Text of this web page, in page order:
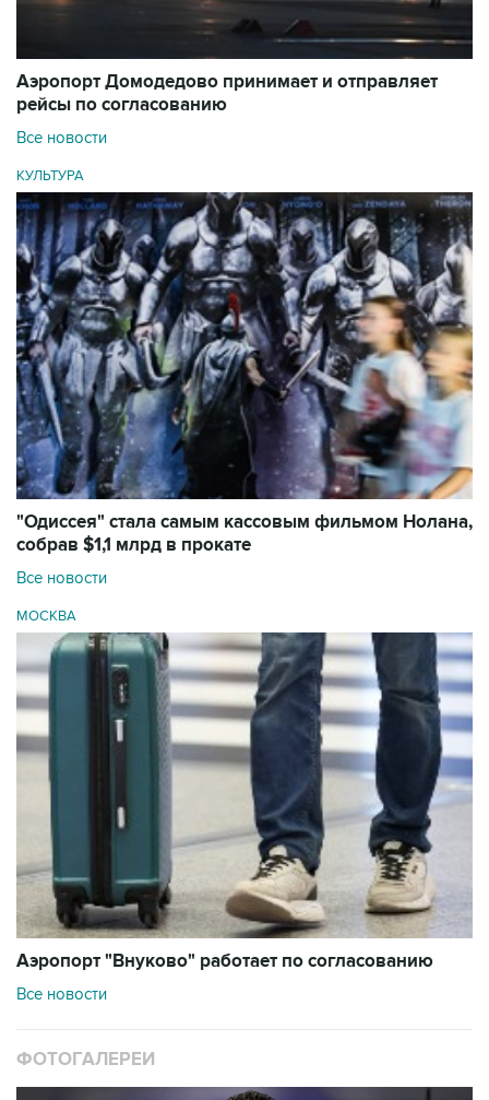
Аэропорт Домодедово принимает и отправляет
рейсы по согласованию
Все новости
КУЛЬТУРА
"Одиссея" стала самым кассовым фильмом Нолана,
собрав $1,1 млрд в прокате
Все новости
МОСКВА
Аэропорт "Внуково" работает по согласованию
Все новости
ФОТОГАЛЕРЕИ